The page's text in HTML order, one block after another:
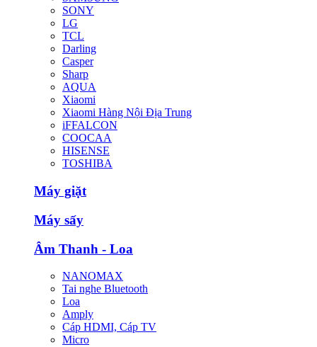
SONY
LG
TCL
Darling
Casper
Sharp
AQUA
Xiaomi
Xiaomi Hàng Nội Địa Trung
iFFALCON
COOCAA
HISENSE
TOSHIBA
Máy giặt
Máy sấy
Âm Thanh - Loa
NANOMAX
Tai nghe Bluetooth
Loa
Amply
Cáp HDMI, Cáp TV
Micro